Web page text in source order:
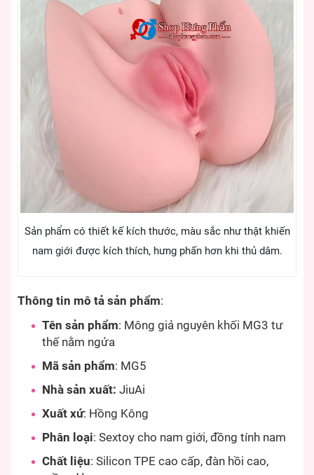
Sản phẩm có thiết kế kích thước, màu sắc như thật khiến
nam giới được kích thích, hưng phấn hơn khi thủ dâm.
Thông tin mô tả sản phẩm:
Tên sản phẩm: Mông giả nguyên khối MG3 tư
thế nằm ngửa
Mã sản phẩm: MG5
Nhà sản xuất: JiuAi
Xuất xứ: Hồng Kông
Phân loại: Sextoy cho nam giới, đồng tính nam
Chất liệu: Silicon TPE cao cấp, đàn hồi cao,